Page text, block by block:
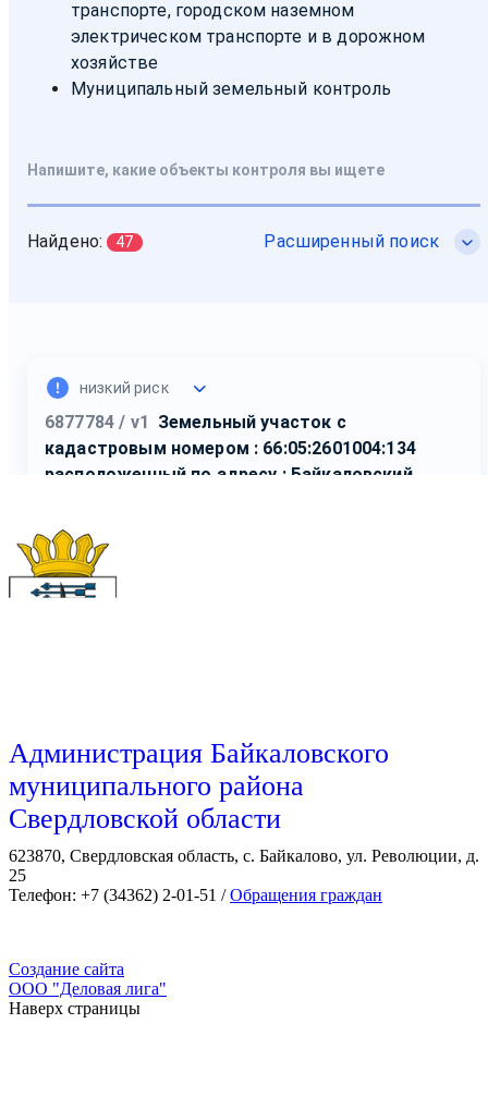
Администрация Байкаловского
муниципального района
Свердловской области
623870, Свердловская область, с. Байкалово, ул. Революции, д.
25
Телефон: +7 (34362) 2-01-51 /Обращения граждан
Создание сайта
ООО "Деловая лига"
Наверх страницы